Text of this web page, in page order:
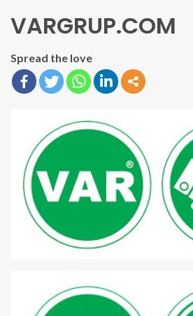
VARGRUP.COM
Spread the love